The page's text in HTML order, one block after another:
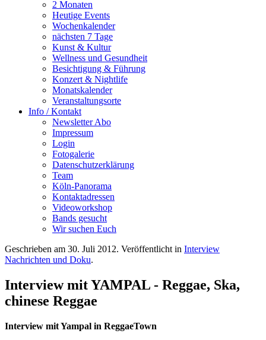
2 Monaten
Heutige Events
Wochenkalender
nächsten 7 Tage
Kunst & Kultur
Wellness und Gesundheit
Besichtigung & Führung
Konzert & Nightlife
Monatskalender
Veranstaltungsorte
Info / Kontakt
Newsletter Abo
Impressum
Login
Fotogalerie
Datenschutzerklärung
Team
Köln-Panorama
Kontaktadressen
Videoworkshop
Bands gesucht
Wir suchen Euch
Geschrieben am 30. Juli 2012. Veröffentlicht in Interview
Nachrichten und Doku.
Interview mit YAMPAL - Reggae, Ska,
chinese Reggae
Interview mit Yampal in ReggaeTown